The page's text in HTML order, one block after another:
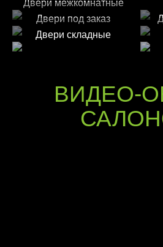
Двери межкомнатные
Двери под заказ
Двери складные
ВИДЕО-